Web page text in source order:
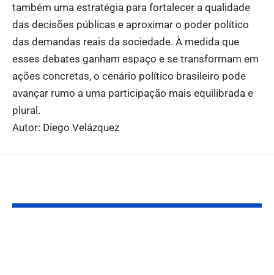
também uma estratégia para fortalecer a qualidade
das decisões públicas e aproximar o poder político
das demandas reais da sociedade. À medida que
esses debates ganham espaço e se transformam em
ações concretas, o cenário político brasileiro pode
avançar rumo a uma participação mais equilibrada e
plural.
Autor: Diego Velázquez